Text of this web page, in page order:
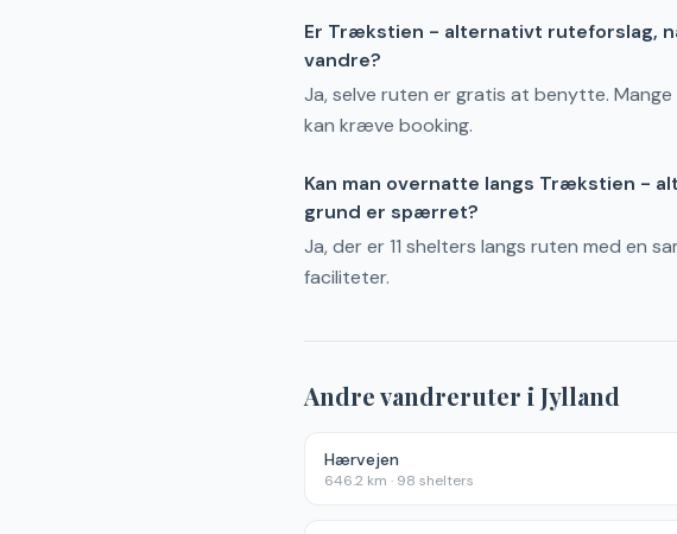
Er Trækstien - alternativt ruteforslag,
vandre?
Ja, selve ruten er gratis at benytte.
kan kræve booking.
Kan man overnatte langs Trækstien -
grund er spærret?
Ja, der er 11 shelters langs ruten med en
faciliteter.
Andre vandreruter i Jylland
Hærvejen
646.2 km · 98 shelters